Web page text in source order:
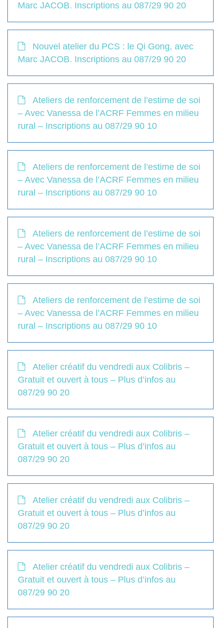
Marc JACOB. Inscriptions au 087/29 90 20
Nouvel atelier du PCS : le Qi Gong, avec
Marc JACOB. Inscriptions au 087/29 90 20
Ateliers de renforcement de l’estime de soi
– Avec Vanessa de l’ACRF Femmes en milieu
rural – Inscriptions au 087/29 90 10
Ateliers de renforcement de l’estime de soi
– Avec Vanessa de l’ACRF Femmes en milieu
rural – Inscriptions au 087/29 90 10
Ateliers de renforcement de l’estime de soi
– Avec Vanessa de l’ACRF Femmes en milieu
rural – Inscriptions au 087/29 90 10
Ateliers de renforcement de l’estime de soi
– Avec Vanessa de l’ACRF Femmes en milieu
rural – Inscriptions au 087/29 90 10
Atelier créatif du vendredi aux Colibris –
Gratuit et ouvert à tous – Plus d’infos au
087/29 90 20
Atelier créatif du vendredi aux Colibris –
Gratuit et ouvert à tous – Plus d’infos au
087/29 90 20
Atelier créatif du vendredi aux Colibris –
Gratuit et ouvert à tous – Plus d’infos au
087/29 90 20
Atelier créatif du vendredi aux Colibris –
Gratuit et ouvert à tous – Plus d’infos au
087/29 90 20